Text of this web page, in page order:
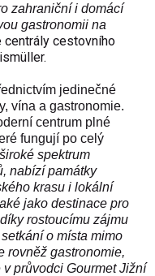
zahraniční i domácí
gastronomii na
centrály cestovního
jedinečné
vína a gastronomie.
centrum plné
fungují po celý
spektrum
nabízí památky
krasu i lokální
jako destinace pro
rostoucímu zájmu
o místa mimo
rovněž gastronomie,
v průvodci Gourmet Jižní